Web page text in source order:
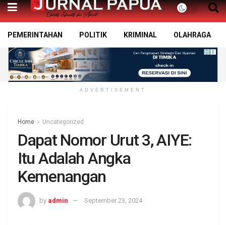
PEMERINTAHAN POLITIK KRIMINAL OLAHRAGA
ADVERTISEMENT
Home Uncategorized
Dapat Nomor Urut 3, AIYE:
Itu Adalah Angka
Kemenangan
by admin September 23, 2024